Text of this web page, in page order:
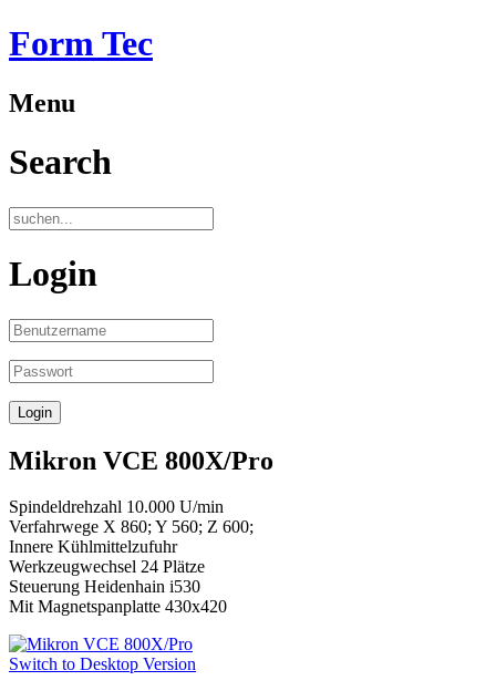
Form Tec
Menu
Search
Login
Mikron VCE 800X/Pro
Spindeldrehzahl 10.000 U/min
Verfahrwege X 860; Y 560; Z 600;
Innere Kühlmittelzufuhr
Werkzeugwechsel 24 Plätze
Steuerung Heidenhain i530
Mit Magnetspanplatte 430x420
Switch to Desktop Version